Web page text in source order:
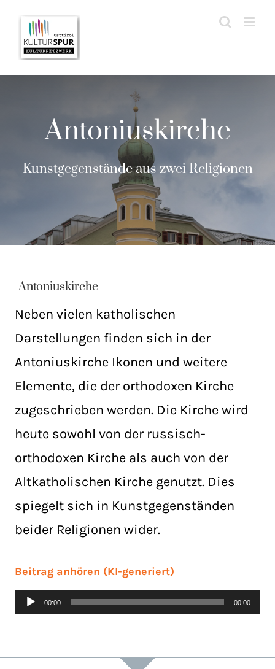
Inhalt
springen
Antoniuskirche
Kunstgegenstände aus zwei Religionen
Antoniuskirche
Neben vielen katholischen
Darstellungen finden sich in der
Antoniuskirche Ikonen und weitere
Elemente, die der orthodoxen Kirche
zugeschrieben werden. Die Kirche wird
heute sowohl von der russisch-
orthodoxen Kirche als auch von der
Altkatholischen Kirche genutzt. Dies
spiegelt sich in Kunstgegenständen
beider Religionen wider.
Beitrag anhören (KI-generiert)
Audio-
Player
00:00 00:00